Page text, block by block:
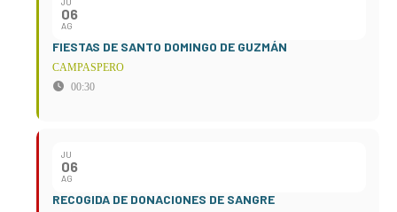
JU
06
AG
FIESTAS DE SANTO DOMINGO DE GUZMÁN
CAMPASPERO
00:30
JU
06
AG
RECOGIDA DE DONACIONES DE SANGRE